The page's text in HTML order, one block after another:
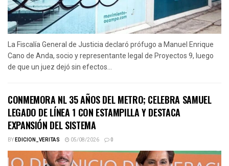
La Fiscalía General de Justicia declaró prófugo a Manuel Enrique
Cano de Anda, socio y representante legal de Proyectos 9, luego
de que un juez dejó sin efectos...
CONMEMORA NL 35 AÑOS DEL METRO; CELEBRA SAMUEL
LEGADO DE LÍNEA 1 CON ESTAMPILLA Y DESTACA
EXPANSIÓN DEL SISTEMA
BYEDICION_VERITAS 05/08/2026 0